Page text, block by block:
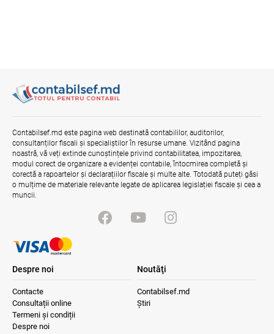
Contabilsef.md este pagina web destinată contabililor, auditorilor,
consultanților fiscali și specialiștilor în resurse umane. Vizitând pagina
noastră, vă veți extinde cunoștințele privind contabilitatea, impozitarea,
modul corect de organizare a evidenței contabile, întocmirea completă și
corectă a rapoartelor și declarațiilor fiscale și multe alte. Totodată puteți găsi
o mulțime de materiale relevante legate de aplicarea legislației fiscale și cea a
muncii.
Despre noi
Contacte
Consultații online
Termeni și condiții
Despre noi
Noutăţi
Contabilsef.md
Știri